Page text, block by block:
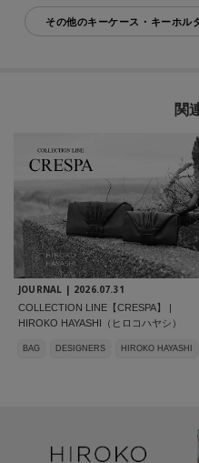
その他のキーケース・キーホル
関
JOURNAL | 2026.07.31
COLLECTION LINE【CRESPA】 |
HIROKO HAYASHI（ヒロコハヤシ）
BAG DESIGNERS HIROKO HAYASHI